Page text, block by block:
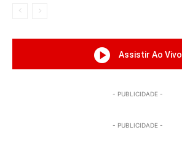
Assistir Ao Vivo
- PUBLICIDADE -
- PUBLICIDADE -